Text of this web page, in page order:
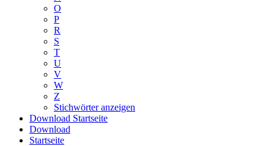
O
P
R
S
T
U
V
W
Z
Stichwörter anzeigen
Download Startseite
Download
Startseite